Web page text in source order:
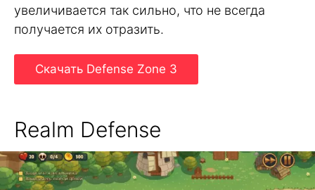
увеличивается так сильно, что не всегда
получается их отразить.
Скачать Defense Zone 3
Realm Defense